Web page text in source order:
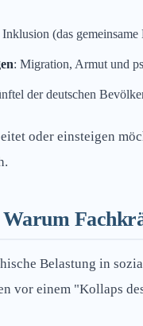
Inklusion (das
: Migration, Armut und
der deutschen
oder einsteigen
Belastung in
vor einem "Kollaps